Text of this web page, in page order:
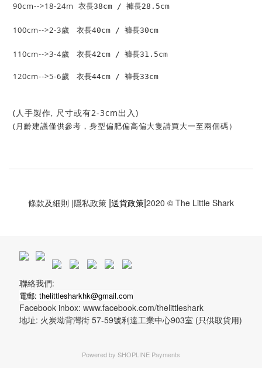
90cm-->18-24m 衣長38cm / 褲長28.5cm
100cm-->2-3歲 衣長40cm / 褲長30cm
110cm-->3-4歲 衣長42cm / 褲長31.5cm
120cm-->5-6歲 衣長44cm / 褲長33cm
(人手製作, 尺寸或有2-3cm出入)
(月齡建議僅供參考，身型偏肥偏高偏大隻請買大一至兩個碼）
條款及細則 |隱私政策 |送貨政策|2020 © The Little Shark
聯絡我們:
電郵: thelittlesharkhk@gmail.com
Facebook inbox: www.facebook.com/thelittleshark
地址: 火炭坳背灣街 57-59號利達工業中心903室 (只供取貨用)
Powered by SHOPLINE Payments